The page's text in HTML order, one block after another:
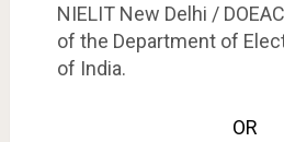
NIELIT New Delhi /
of the Department of
of India.
OR